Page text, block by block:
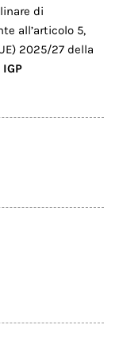
di
all’articolo 5,
2025/27 della